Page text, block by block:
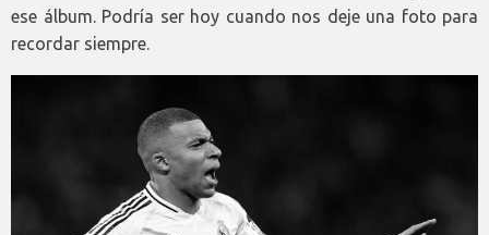
ese álbum. Podría ser hoy cuando nos deje una foto para
recordar siempre.